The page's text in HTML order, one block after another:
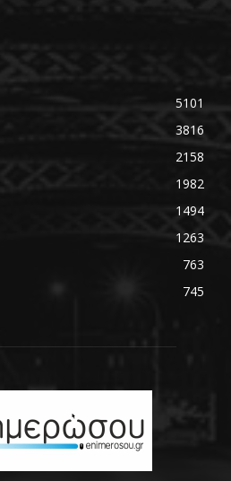
5101
3816
2158
1982
1494
1263
763
745